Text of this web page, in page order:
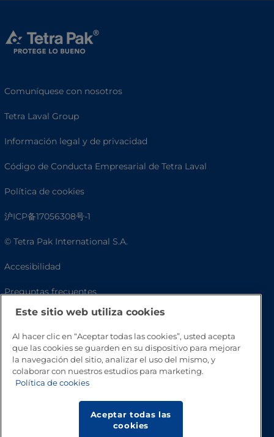
Comuníquese con nosotros
Tetra Laval Group
Información legal y de privacidad
Código de Conducta Empresarial de Tetra Laval
Política de cookies
沪ICP备17056308号-1
© Tetra Pak International S.A.
Accesibilidad
Preguntas frecuentes
Este sitio web utiliza cookies
Al hacer clic en “Aceptar todas las cookies”, usted acepta
que las cookies se guarden en su dispositivo para mejorar
la navegación del sitio, analizar el uso del mismo, y
colaborar con nuestros estudios para marketing.
Política de cookies
Aceptar todas las
cookies